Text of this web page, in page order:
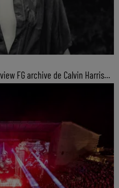
FG archive de Calvin Harris...